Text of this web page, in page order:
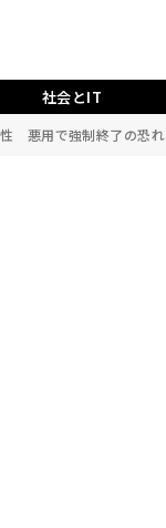
社会とIT
性 悪用で強制終了の恐れ